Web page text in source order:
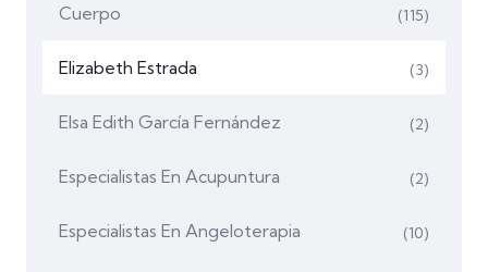
Cuerpo (115)
Elizabeth Estrada (3)
Elsa Edith García Fernández (2)
Especialistas En Acupuntura (2)
Especialistas En Angeloterapia (10)